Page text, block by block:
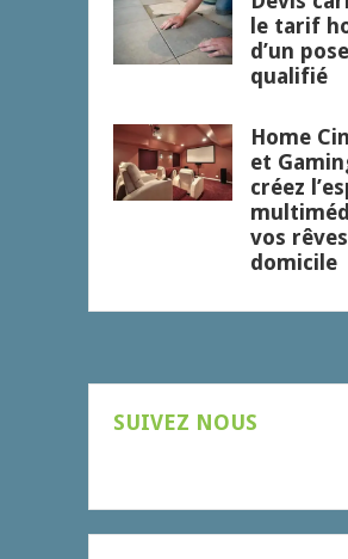
le tarif
d’un
qualifié
Home
et
créez
vos
domicile
SUIVEZ NOUS